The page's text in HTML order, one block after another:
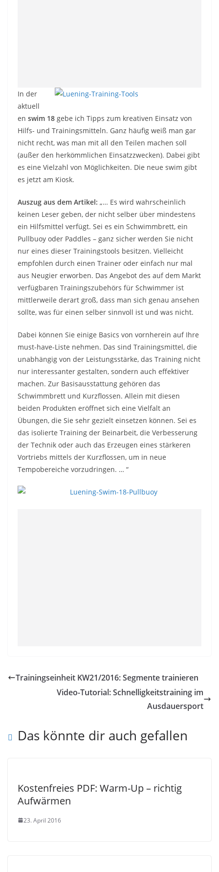
In der
aktuell
en swim 18 gebe ich Tipps zum kreativen Einsatz von
Hilfs- und Trainingsmitteln. Ganz häufig weiß man gar
nicht recht, was man mit all den Teilen machen soll
(außer den herkömmlichen Einsatzzwecken). Dabei gibt
es eine Vielzahl von Möglichkeiten. Die neue swim gibt
es jetzt am Kiosk.
Auszug aus dem Artikel: „… Es wird wahrscheinlich
keinen Leser geben, der nicht selber über mindestens
ein Hilfsmittel verfügt. Sei es ein Schwimmbrett, ein
Pullbuoy oder Paddles – ganz sicher werden Sie nicht
nur eines dieser Trainingstools besitzen. Vielleicht
empfohlen durch einen Trainer oder einfach nur mal
aus Neugier erworben. Das Angebot des auf dem Markt
verfügbaren Trainingszubehörs für Schwimmer ist
mittlerweile derart groß, dass man sich genau ansehen
sollte, was für einen selber sinnvoll ist und was nicht.
Dabei können Sie einige Basics von vornherein auf Ihre
must-have-Liste nehmen. Das sind Trainingsmittel, die
unabhängig von der Leistungsstärke, das Training nicht
nur interessanter gestalten, sondern auch effektiver
machen. Zur Basisausstattung gehören das
Schwimmbrett und Kurzflossen. Allein mit diesen
beiden Produkten eröffnet sich eine Vielfalt an
Übungen, die Sie sehr gezielt einsetzen können. Sei es
das isolierte Training der Beinarbeit, die Verbesserung
der Technik oder auch das Erzeugen eines stärkeren
Vortriebs mittels der Kurzflossen, um in neue
Tempobereiche vorzudringen. … “
Trainingseinheit KW21/2016: Segmente trainieren
Video-Tutorial: Schnelligkeitstraining im
Ausdauersport
Das könnte dir auch gefallen
Kostenfreies PDF: Warm-Up – richtig
Aufwärmen
23. April 2016